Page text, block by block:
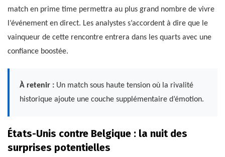
match en prime time permettra au plus grand nombre de vivre
l’événement en direct. Les analystes s’accordent à dire que le
vainqueur de cette rencontre entrera dans les quarts avec une
confiance boostée.
À retenir : Un match sous haute tension où la rivalité
historique ajoute une couche supplémentaire d’émotion.
États-Unis contre Belgique : la nuit des
surprises potentielles